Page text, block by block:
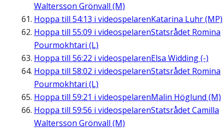
Waltersson Grönvall (M)
Hoppa till 54:13 i videospelarenKatarina Luhr (MP)
Hoppa till 55:09 i videospelarenStatsrådet Romina
Pourmokhtari (L)
Hoppa till 56:22 i videospelarenElsa Widding (-)
Hoppa till 58:02 i videospelarenStatsrådet Romina
Pourmokhtari (L)
Hoppa till 59:21 i videospelarenMalin Höglund (M)
Hoppa till 59:56 i videospelarenStatsrådet Camilla
Waltersson Grönvall (M)